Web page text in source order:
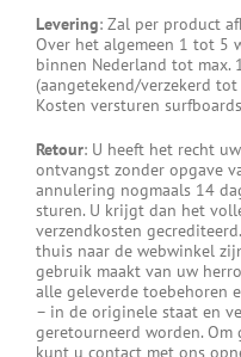
Levering: Zal per product
Over het algemeen 1 tot 5
binnen Nederland tot max.
(aangetekend/verzekerd
Kosten versturen
Retour: U heeft het recht
ontvangst zonder opgave
annulering nogmaals 14
sturen. U krijgt dan het
verzendkosten
thuis naar de webwinkel
gebruik maakt van uw
alle geleverde toebehoren
– in de originele staat en
geretourneerd worden.
kunt u contact met ons